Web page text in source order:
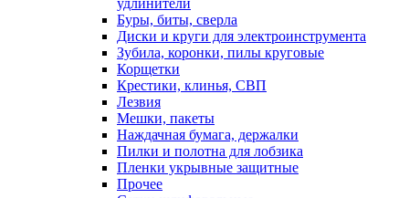
удлинители
Буры, биты, сверла
Диски и круги для электроинструмента
Зубила, коронки, пилы круговые
Корщетки
Крестики, клинья, СВП
Лезвия
Мешки, пакеты
Наждачная бумага, держалки
Пилки и полотна для лобзика
Пленки укрывные защитные
Прочее